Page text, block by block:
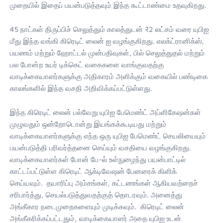
முறையில் இதைப் பயன்படுத்தவும் இந்த கூட்டாண்மை உதவுகிறது.
45 நாட்கள் திருப்பிச் செலுத்தும் காலத்துடன் ₹2 லட்சம் வரை யுபிஐ
மீது இந்த வங்கி கிரெடிட் லைன் ஐ வழங்குகிறது. எலக்ட்ரானிக்ஸ்,
பயணம் மற்றும் ஹோட்டல் முன்பதிவுகள், பில் செலுத்துதல் மற்றும்
பல போன்ற உயர் டிக்கெட் வகைகளை வாங்குவதற்கு
வாடிக்கையாளர்களுக்கு அதிகாரம் அளிக்கும் வகையில் பண்டிகை
காலங்களில் இந்த வசதி அறிவிக்கப்பட்டுள்ளது.
இந்த கிரெடிட் லைன் பல்வேறு யுபிஐ பேமெண்ட் அப்ளிகேஷன்கள்
முழுவதும் ஒன்றோடொன்று இயங்கக்கூடியது மற்றும்
வாடிக்கையாளர்களுக்கு எந்த ஒரு யுபிஐ பேமெண்ட் செயலியையும்
பயன்படுத்தி பரிவர்த்தனை செய்யும் வசதியை வழங்குகிறது.
வாடிக்கையாளர்கள் போன் பே-ல் உள்நுழைந்து பயன்பாட்டில்
காட்டப்பட்டுள்ள கிரெடிட் ஆக்டிவேஷன் பேனரைக் கிளிக்
செய்யவும். தயாரிப்பு அம்சங்கள், கட்டணங்கள் ஆகியவற்றைச்
சரிபார்த்து, செயல்படுத்துவதற்குத் தொடரவும். அனைத்து
அங்கீகார நடைமுறைகளையும் முடிக்கவும். கிரெடிட் லைன்
அங்கீகரிக்கப்பட்டதும், வாடிக்கையாளர் அதை யுபிஐ உடன்